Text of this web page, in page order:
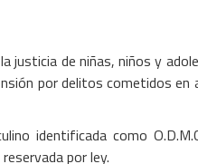
justicia de niñas, niños y
por delitos cometidos en
identificada como
por ley.